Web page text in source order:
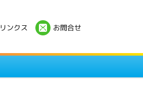
リンクス お問合せ